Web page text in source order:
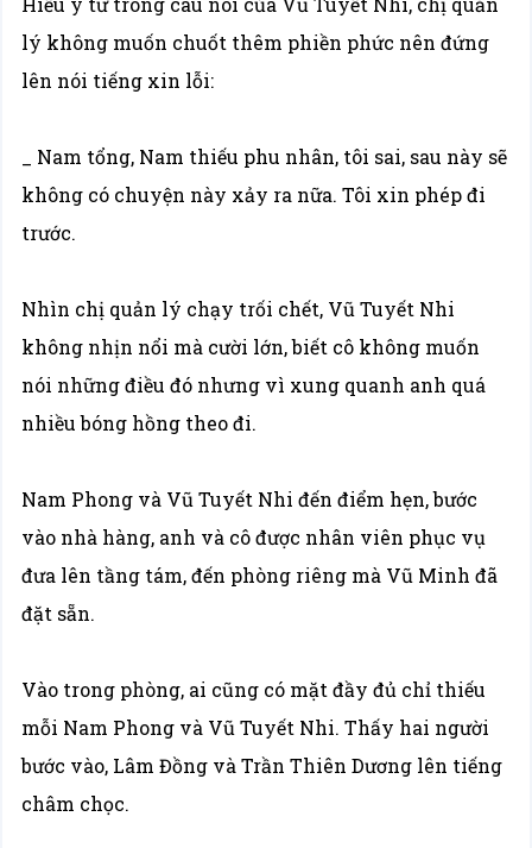
lý không muốn chuốt thêm phiền phức nên đứng
lên nói tiếng xin lỗi:
_ Nam tổng, Nam thiếu phu nhân, tôi sai, sau này sẽ
không có chuyện này xảy ra nữa. Tôi xin phép đi
trước.
Nhìn chị quản lý chạy trối chết, Vũ Tuyết Nhi
không nhịn nổi mà cười lớn, biết cô không muốn
nói những điều đó nhưng vì xung quanh anh quá
nhiều bóng hồng theo đi.
Nam Phong và Vũ Tuyết Nhi đến điểm hẹn, bước
vào nhà hàng, anh và cô được nhân viên phục vụ
đưa lên tầng tám, đến phòng riêng mà Vũ Minh đã
đặt sẵn.
Vào trong phòng, ai cũng có mặt đầy đủ chỉ thiếu
mỗi Nam Phong và Vũ Tuyết Nhi. Thấy hai người
bước vào, Lâm Đồng và Trần Thiên Dương lên tiếng
châm chọc.